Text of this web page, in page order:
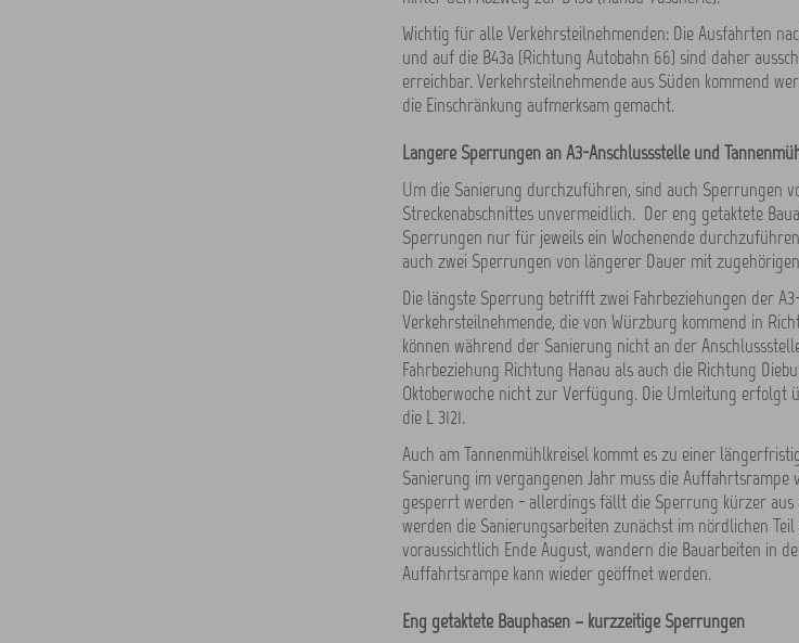
Wichtig für alle Verkehrsteilnehmenden: Die Ausfahrten
und auf die B43a (Richtung Autobahn 66) sind daher
erreichbar. Verkehrsteilnehmende aus Süden kommend
die Einschränkung aufmerksam gemacht.
Längere Sperrungen an A3-Anschlussstelle und
Um die Sanierung durchzuführen, sind auch Sperrungen
Streckenabschnittes unvermeidlich. Der eng getaktete
Sperrungen nur für jeweils ein Wochenende
auch zwei Sperrungen von längerer Dauer mit
Die längste Sperrung betrifft zwei Fahrbeziehungen der
Verkehrsteilnehmende, die von Würzburg kommend in
können während der Sanierung nicht an der
Fahrbeziehung Richtung Hanau als auch die Richtung
Oktoberwoche nicht zur Verfügung. Die Umleitung erfolgt
die L 3121.
Auch am Tannenmühlkreisel kommt es zu einer
Sanierung im vergangenen Jahr muss die Auffahrtsrampe
gesperrt werden - allerdings fällt die Sperrung kürzer
werden die Sanierungsarbeiten zunächst im nördlichen
voraussichtlich Ende August, wandern die Bauarbeiten in
Auffahrtsrampe kann wieder geöffnet werden.
Eng getaktete Bauphasen – kurzzeitige Sperrungen